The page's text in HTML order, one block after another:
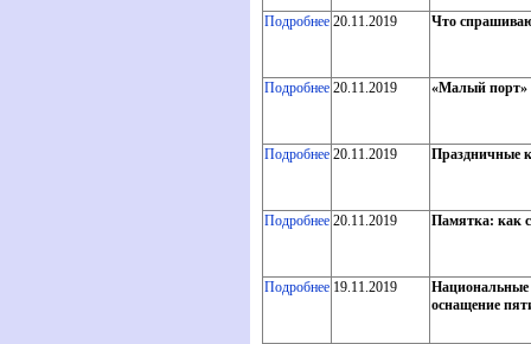
Подробнее 20.11.2019 Что
Подробнее 20.11.2019 «Малый порт»
Подробнее 20.11.2019 Праздничные
Подробнее 20.11.2019 Памятка: как
Подробнее 19.11.2019
Национальные
оснащение